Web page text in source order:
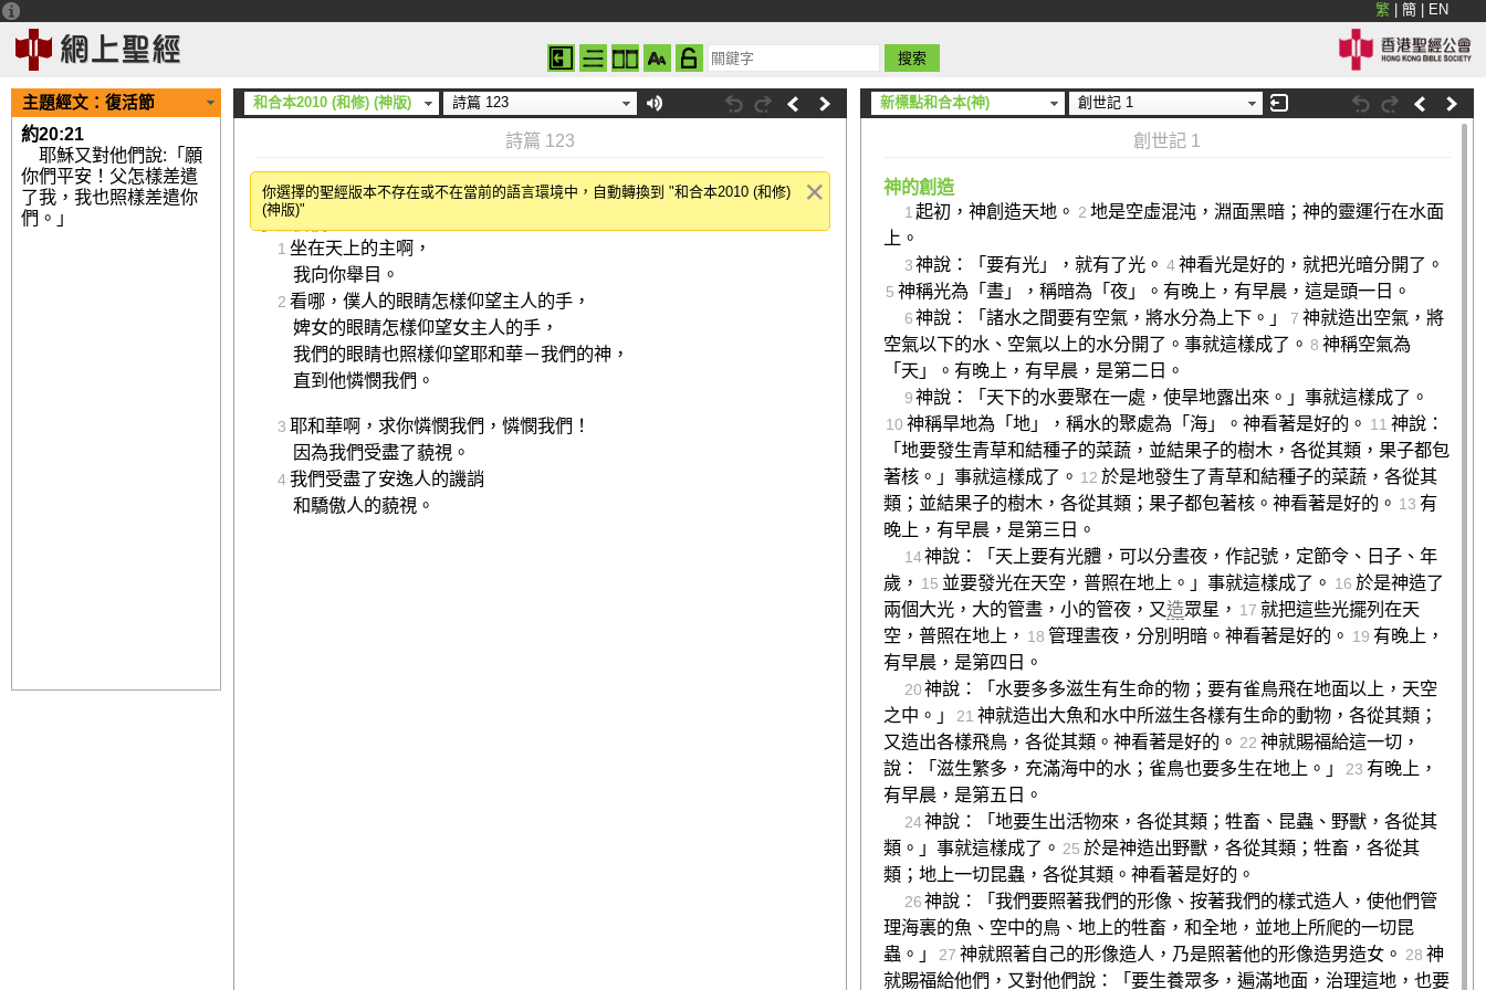
繁 簡 EN
主題經文： 復活節
約20:21
耶穌又對他們說:「願
你們平安！父怎樣差遣
了我，我也照樣差遣你
們。」
和合本2010 (和修) (神版) 詩篇 123
詩篇 123
上行之詩。
求主憐憫
1 坐在天上的主啊，
我向你舉目。
2 看哪，僕人的眼睛怎樣仰望主人的手，
婢女的眼睛怎樣仰望女主人的手，
我們的眼睛也照樣仰望耶和華－我們的神，
直到他憐憫我們。
3 耶和華啊，求你憐憫我們，憐憫我們！
因為我們受盡了藐視。
4我們受盡了安逸人的譏誚
和驕傲人的藐視。
你選擇的聖經版本不存在或不在當前的語言環境中，自動轉換到 "和合本2010 (和修)
(神版)"
新標點和合本(神) 創世記 1
創世記 1
神的創造
1 起初，神創造天地。 2 地是空虛混沌，淵面黑暗；神的靈運行在水面
上。
3 神說：「要有光」，就有了光。 4神看光是好的，就把光暗分開了。
5 神稱光為「晝」，稱暗為「夜」。有晚上，有早晨，這是頭一日。
6 神說：「諸水之間要有空氣，將水分為上下。」 7 神就造出空氣，將
空氣以下的水、空氣以上的水分開了。事就這樣成了。 8 神稱空氣為
「天」。有晚上，有早晨，是第二日。
9 神說：「天下的水要聚在一處，使旱地露出來。」事就這樣成了。
10 神稱旱地為「地」，稱水的聚處為「海」。神看著是好的。 11 神說：
「地要發生青草和結種子的菜蔬，並結果子的樹木，各從其類，果子都包
著核。」事就這樣成了。 12 於是地發生了青草和結種子的菜蔬，各從其
類；並結果子的樹木，各從其類；果子都包著核。神看著是好的。 13 有
晚上，有早晨，是第三日。
14神說：「天上要有光體，可以分晝夜，作記號，定節令、日子、年
歲， 15 並要發光在天空，普照在地上。」事就這樣成了。 16 於是神造了
兩個大光，大的管晝，小的管夜，又造眾星， 17 就把這些光擺列在天
空，普照在地上， 18 管理晝夜，分別明暗。神看著是好的。 19 有晚上，
有早晨，是第四日。
20 神說：「水要多多滋生有生命的物；要有雀鳥飛在地面以上，天空
之中。」
21 神就造出大魚和水中所滋生各樣有生命的動物，各從其類；
又造出各樣飛鳥，各從其類。神看著是好的。 22 神就賜福給這一切，
說：「滋生繁多，充滿海中的水；雀鳥也要多生在地上。」
23 有晚上，
有早晨，是第五日。
24神說：「地要生出活物來，各從其類；牲畜、昆蟲、野獸，各從其
類。」事就這樣成了。 25 於是神造出野獸，各從其類；牲畜，各從其
類；地上一切昆蟲，各從其類。神看著是好的。
26 神說：「我們要照著我們的形像、按著我們的樣式造人，使他們管
理海裏的魚、空中的鳥、地上的牲畜，和全地，並地上所爬的一切昆
蟲。」
27 神就照著自己的形像造人，乃是照著他的形像造男造女。 28 神
就賜福給他們，又對他們說：「要生養眾多，遍滿地面，治理這地，也要